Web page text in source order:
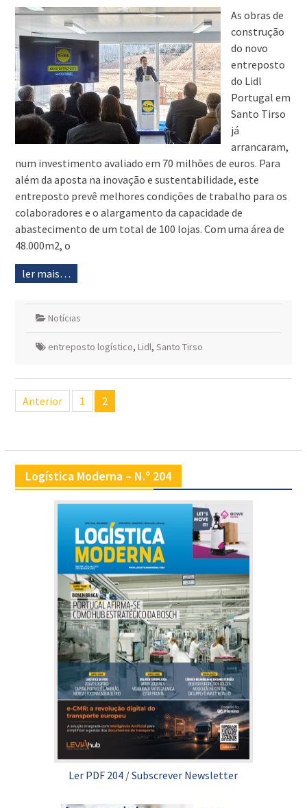
As obras de
construção
do novo
entreposto
do Lidl
Portugal em
Santo Tirso
já
arrancaram,
num investimento avaliado em 70 milhões de euros. Para
além da aposta na inovação e sustentabilidade, este
entreposto prevê melhores condições de trabalho para os
colaboradores e o alargamento da capacidade de
abastecimento de um total de 100 lojas. Com uma área de
48.000m2, o
ler mais…
Notícias
entreposto logístico, Lidl, Santo Tirso
Navegação
deAnterior 1 2
Logística Moderna – N.º 204
Ler PDF 204 /Subscrever Newsletter